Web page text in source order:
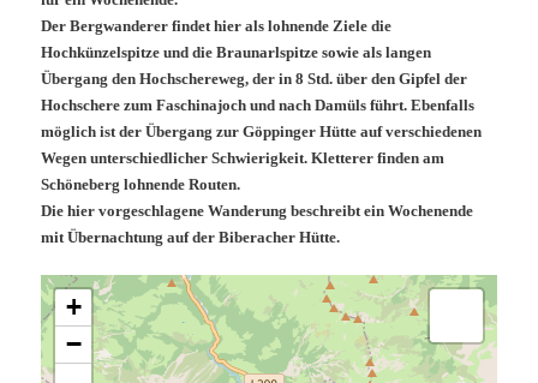
Der Bergwanderer findet hier als lohnende Ziele die
Hochkünzelspitze und die Braunarlspitze sowie als langen
Übergang den Hochschereweg, der in 8 Std. über den Gipfel der
Hochschere zum Faschinajoch und nach Damüls führt. Ebenfalls
möglich ist der Übergang zur Göppinger Hütte auf verschiedenen
Wegen unterschiedlicher Schwierigkeit. Kletterer finden am
Schöneberg lohnende Routen.
Die hier vorgeschlagene Wanderung beschreibt ein Wochenende
mit Übernachtung auf der Biberacher Hütte.
+
−